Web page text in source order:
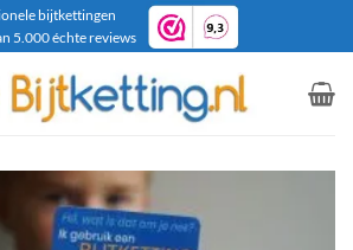
bijtkettingen
5.000 échte reviews